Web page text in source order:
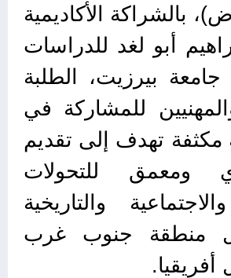
بالشراكة الأكاديمية
أبو لغد للدراسات
جامعة بيرزيت، الطلبة
للمشاركة في
مكثفة تهدف إلى تقديم
ومعمق للتحولات
والتاريخية
منطقة جنوب غرب